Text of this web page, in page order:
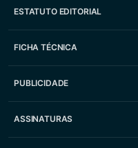
ESTATUTO EDITORIAL
FICHA TÉCNICA
PUBLICIDADE
ASSINATURAS